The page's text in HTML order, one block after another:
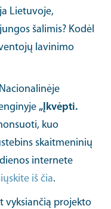
Lietuvoje,
šalimis? Kodėl
lavinimo
„Įkvėpti.
kuo
skaitmeninių
internete
iš čia.
vyksiančią projekto